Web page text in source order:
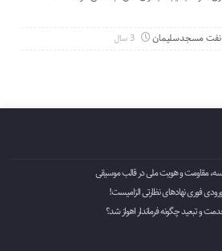
نفت مسجدسلیمان 3 سال
مقاومت و هویت ملی در قالب موسیقی
فوری نهادهای نظارتی الزامیست!
و تبعید چگونه فرماندار اهواز شد؟